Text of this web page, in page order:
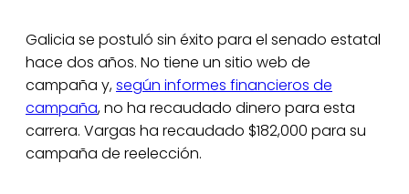
Galicia se postuló sin éxito para el senado estatal
hace dos años. No tiene un sitio web de
campaña y,según informes financieros de
campaña, no ha recaudado dinero para esta
carrera. Vargas ha recaudado $182,000 para su
campaña de reelección.